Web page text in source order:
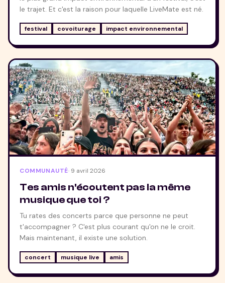
le trajet. Et c'est la raison pour laquelle LiveMate est né.
festival covoiturage impact environnemental
COMMUNAUTÉ· 9 avril 2026
Tes amis n'écoutent pas la même
musique que toi ?
Tu rates des concerts parce que personne ne peut
t'accompagner ? C'est plus courant qu'on ne le croit.
Mais maintenant, il existe une solution.
concert musique live amis